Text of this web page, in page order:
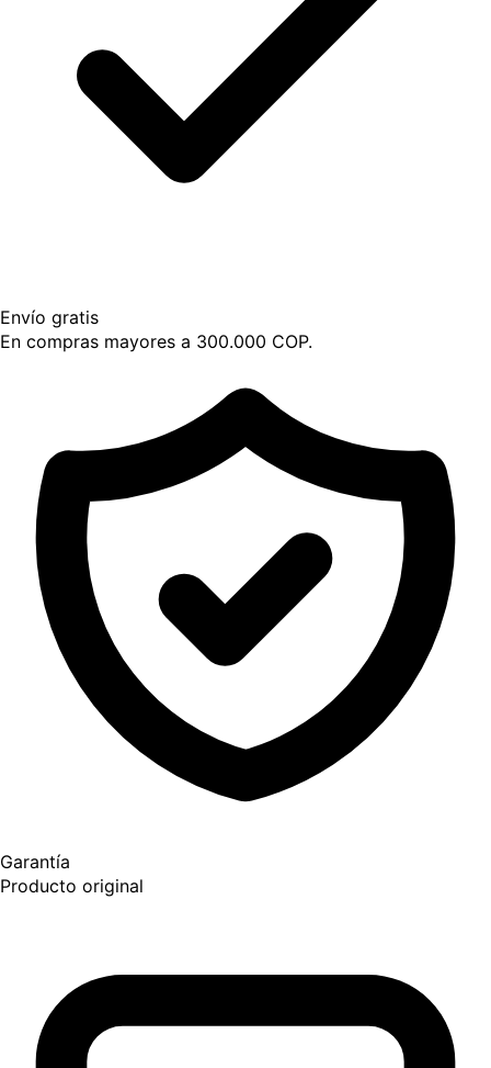
Envío gratis
En compras mayores a 300.000 COP.
Garantía
Producto original